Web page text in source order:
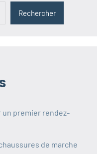
Rechercher
un premier rendez-
de marche